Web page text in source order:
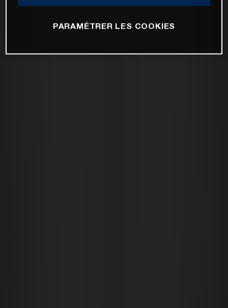
PARAMÉTRER LES COOKIES